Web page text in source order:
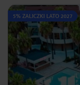
5% ZALICZKI LATO 2027